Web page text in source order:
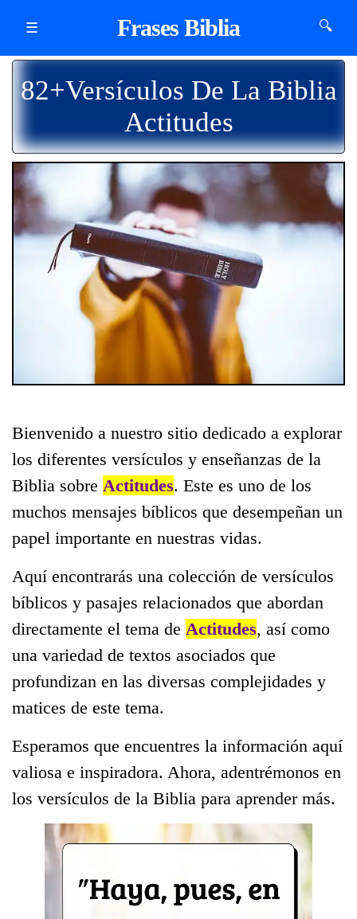
☰ Frases Biblia 🔍
82+Versículos De La Biblia
Actitudes
Bienvenido a nuestro sitio dedicado a explorar
los diferentes versículos y enseñanzas de la
Biblia sobre Actitudes. Este es uno de los
muchos mensajes bíblicos que desempeñan un
papel importante en nuestras vidas.
Aquí encontrarás una colección de versículos
bíblicos y pasajes relacionados que abordan
directamente el tema de Actitudes, así como
una variedad de textos asociados que
profundizan en las diversas complejidades y
matices de este tema.
Esperamos que encuentres la información aquí
valiosa e inspiradora. Ahora, adentrémonos en
los versículos de la Biblia para aprender más.